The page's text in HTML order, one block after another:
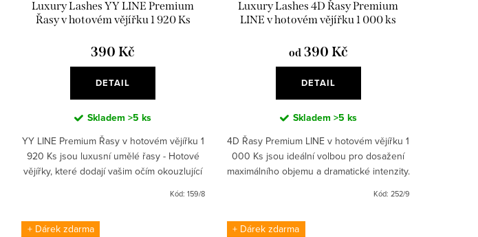
Luxury Lashes YY LINE Premium
Řasy v hotovém vějířku 1 920 Ks
390 Kč
DETAIL
Skladem>5 ks
YY LINE Premium Řasy v hotovém vějířku 1
920 Ks jsou luxusní umělé řasy - Hotové
vějířky, které dodají vašim očím okouzlující
Kód: 159/8
Luxury Lashes 4D Řasy Premium
LINE v hotovém vějířku 1 000 ks
od 390 Kč
DETAIL
Skladem >5 ks
4D Řasy Premium LINE v hotovém vějířku 1
000 Ks jsou ideální volbou pro dosažení
maximálního objemu a dramatické intenzity.
Kód: 252/9
+ Dárek zdarma + Dárek zdarma